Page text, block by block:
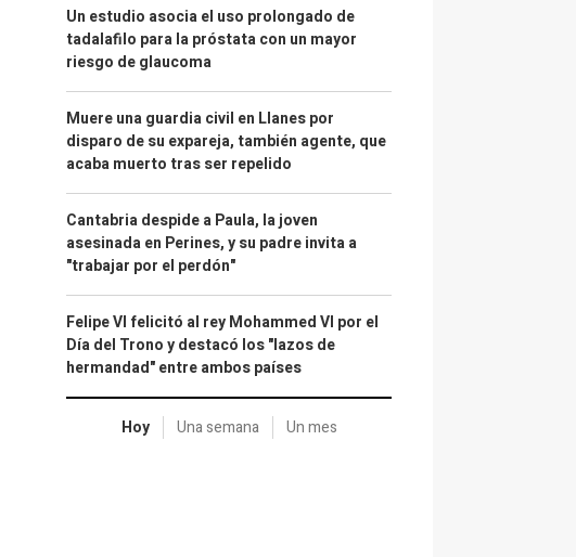
Un estudio asocia el uso prolongado de
tadalafilo para la próstata con un mayor
riesgo de glaucoma
Muere una guardia civil en Llanes por
disparo de su expareja, también agente, que
acaba muerto tras ser repelido
Cantabria despide a Paula, la joven
asesinada en Perines, y su padre invita a
"trabajar por el perdón"
Felipe VI felicitó al rey Mohammed VI por el
Día del Trono y destacó los "lazos de
hermandad" entre ambos países
Hoy Una semana Un mes